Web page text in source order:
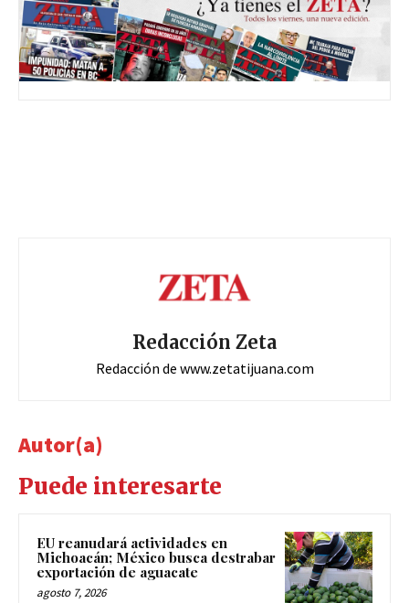
Redacción Zeta
Redacción de www.zetatijuana.com
Autor(a)
Puede interesarte
EU reanudará actividades en
Michoacán; México busca destrabar
exportación de aguacate
agosto 7, 2026